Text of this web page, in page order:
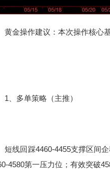
金操作建议：本次操作核心基
多单策略（主推）
线回踩4460-4455支撑区间企
4580第一压力位；有效突破